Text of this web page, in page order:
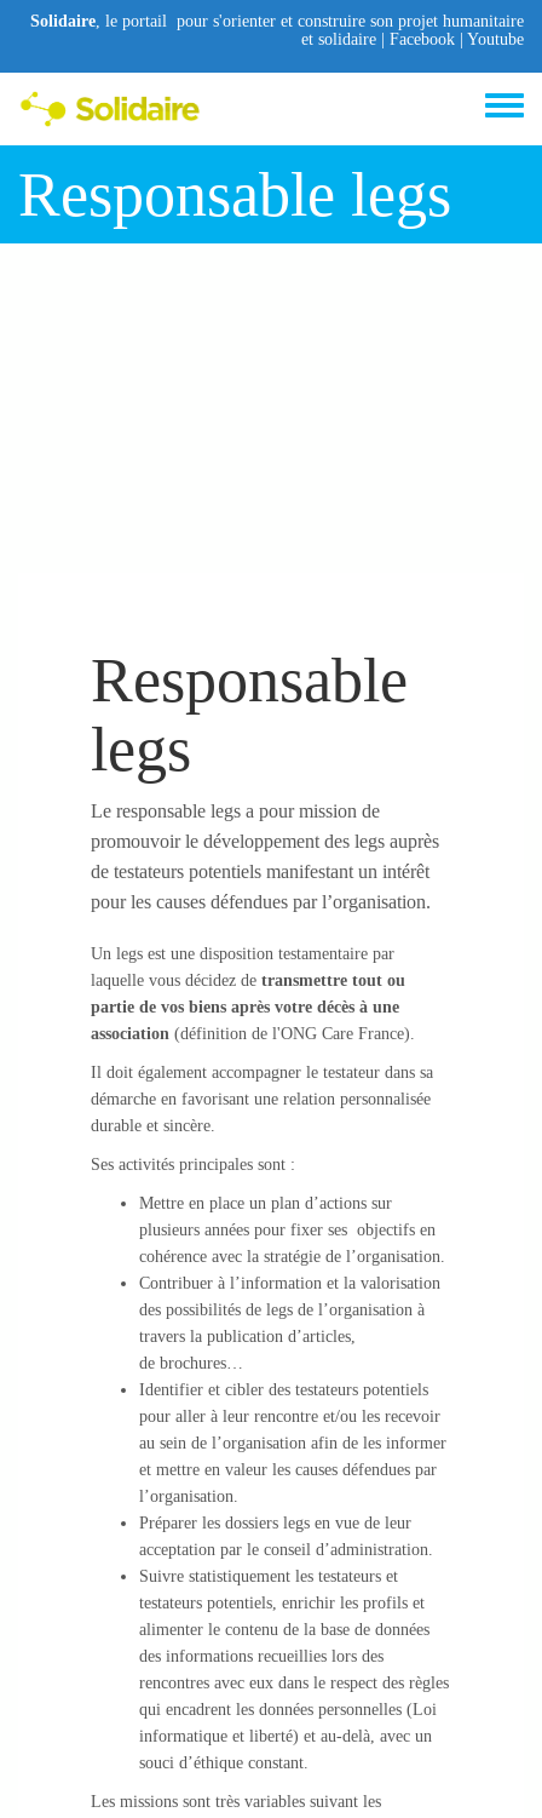
Aller au contenu principal
Solidaire, le portail pour s'orienter et construire son projet humanitaire
et solidaire | Facebook Youtube
Toggle
menu
Responsable legs
Responsable
legs
Le responsable legs a pour mission de
promouvoir le développement des legs auprès
de testateurs potentiels manifestant un intérêt
pour les causes défendues par l’organisation.
Un legs est une disposition testamentaire par
laquelle vous décidez de transmettre tout ou
partie de vos biens après votre décès à une
association (définition de l'ONG Care France).
Il doit également accompagner le testateur dans sa
démarche en favorisant une relation personnalisée
durable et sincère.
Ses activités principales sont :
Mettre en place un plan d’actions sur
plusieurs années pour fixer ses objectifs en
cohérence avec la stratégie de l’organisation.
Contribuer à l’information et la valorisation
des possibilités de legs de l’organisation à
travers la publication d’articles,
de brochures…
Identifier et cibler des testateurs potentiels
pour aller à leur rencontre et/ou les recevoir
au sein de l’organisation afin de les informer
et mettre en valeur les causes défendues par
l’organisation.
Préparer les dossiers legs en vue de leur
acceptation par le conseil d’administration.
Suivre statistiquement les testateurs et
testateurs potentiels, enrichir les profils et
alimenter le contenu de la base de données
des informations recueillies lors des
rencontres avec eux dans le respect des règles
qui encadrent les données personnelles (Loi
informatique et liberté) et au-delà, avec un
souci d’éthique constant.
Les missions sont très variables suivant les